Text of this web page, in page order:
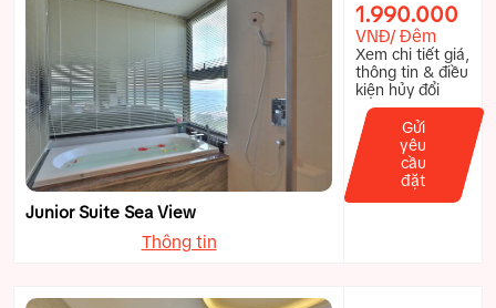
Junior Suite Sea View
Thông tin
1.990.000
VNĐ/ Đêm
Xem chi tiết giá,
thông tin & điều
kiện hủy đổi
Gửi
yêu
cầu
đặt